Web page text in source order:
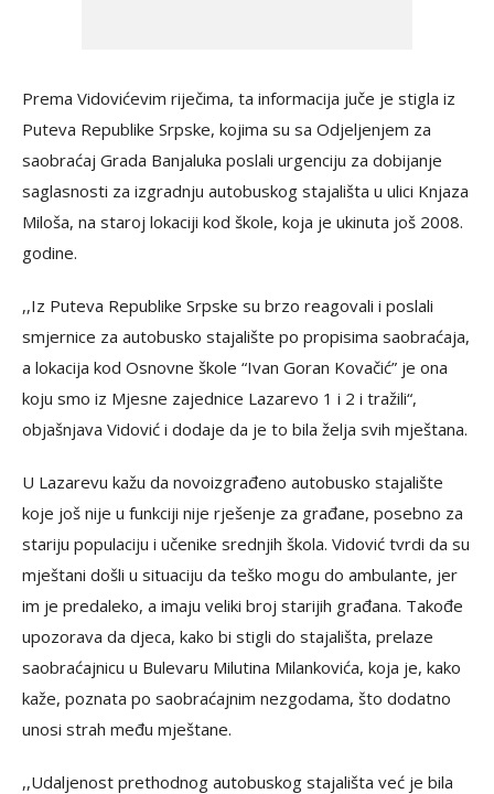
Prema Vidovićevim riječima, ta informacija juče je stigla iz
Puteva Republike Srpske, kojima su sa Odjeljenjem za
saobraćaj Grada Banjaluka poslali urgenciju za dobijanje
saglasnosti za izgradnju autobuskog stajališta u ulici Knjaza
Miloša, na staroj lokaciji kod škole, koja je ukinuta još 2008.
godine.
,,Iz Puteva Republike Srpske su brzo reagovali i poslali
smjernice za autobusko stajalište po propisima saobraćaja,
a lokacija kod Osnovne škole “Ivan Goran Kovačić” je ona
koju smo iz Mjesne zajednice Lazarevo 1 i 2 i tražili“,
objašnjava Vidović i dodaje da je to bila želja svih mještana.
U Lazarevu kažu da novoizgrađeno autobusko stajalište
koje još nije u funkciji nije rješenje za građane, posebno za
stariju populaciju i učenike srednjih škola. Vidović tvrdi da su
mještani došli u situaciju da teško mogu do ambulante, jer
im je predaleko, a imaju veliki broj starijih građana. Takođe
upozorava da djeca, kako bi stigli do stajališta, prelaze
saobraćajnicu u Bulevaru Milutina Milankovića, koja je, kako
kaže, poznata po saobraćajnim nezgodama, što dodatno
unosi strah među mještane.
,,Udaljenost prethodnog autobuskog stajališta već je bila